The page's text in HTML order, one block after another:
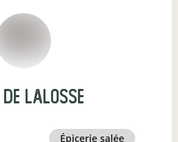
LALOSSE
épicerie salée